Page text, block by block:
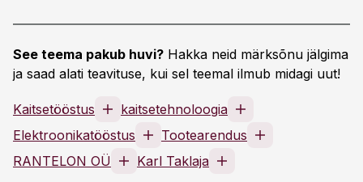
See teema pakub huvi? Hakka neid märksõnu jälgima
ja saad alati teavituse, kui sel teemal ilmub midagi uut!
Kaitsetööstus
kaitsetehnoloogia
Elektroonikatööstus
Tootearendus
RANTELON OÜ
Karl Taklaja